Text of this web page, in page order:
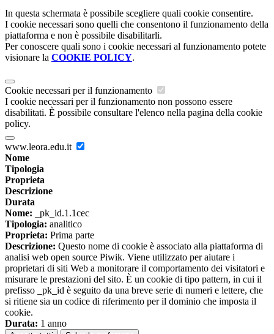
In questa schermata è possibile scegliere quali cookie consentire.
I cookie necessari sono quelli che consentono il funzionamento della
piattaforma e non è possibile disabilitarli.
Per conoscere quali sono i cookie necessari al funzionamento potete
visionare la COOKIE POLICY.
Cookie necessari per il funzionamento
I cookie necessari per il funzionamento non possono essere
disabilitati. È possibile consultare l'elenco nella pagina della cookie
policy.
www.leora.edu.it
Nome
Tipologia
Proprieta
Descrizione
Durata
Nome: _pk_id.1.1cec
Tipologia: analitico
Proprieta: Prima parte
Descrizione: Questo nome di cookie è associato alla piattaforma di
analisi web open source Piwik. Viene utilizzato per aiutare i
proprietari di siti Web a monitorare il comportamento dei visitatori e
misurare le prestazioni del sito. È un cookie di tipo pattern, in cui il
prefisso _pk_id è seguito da una breve serie di numeri e lettere, che
si ritiene sia un codice di riferimento per il dominio che imposta il
cookie.
Durata: 1 anno